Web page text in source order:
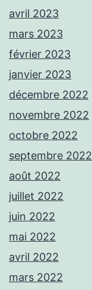
avril 2023
mars 2023
février 2023
janvier 2023
décembre 2022
novembre 2022
octobre 2022
septembre 2022
août 2022
juillet 2022
juin 2022
mai 2022
avril 2022
mars 2022